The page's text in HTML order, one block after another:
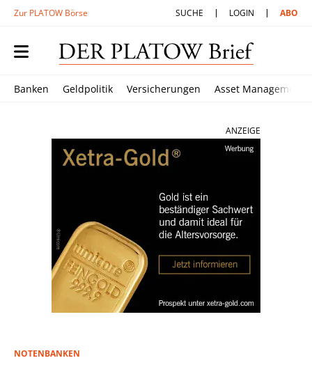
Zur PLATOW Börse SUCHE LOGIN ABO
Banken Geldpolitik Versicherungen Asset Management
ANZEIGE
NOTENBANKEN